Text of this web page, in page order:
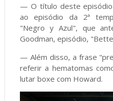
— O título deste
ao episódio da 2ª
"Negro y Azul", que
Goodman, episódio,
— Além disso, a frase
referir a hematomas
lutar boxe com Howard.